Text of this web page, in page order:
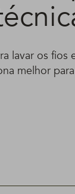
lavar os fios
melhor